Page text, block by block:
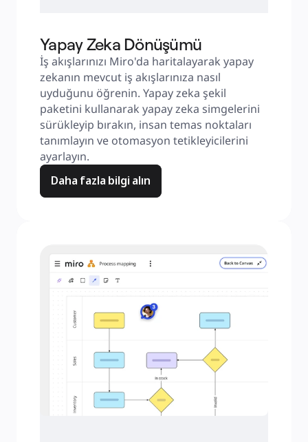
Yapay Zeka Dönüşümü
İş akışlarınızı Miro'da haritalayarak yapay
zekanın mevcut iş akışlarınıza nasıl
uyduğunu öğrenin. Yapay zeka şekil
paketini kullanarak yapay zeka simgelerini
sürükleyip bırakın, insan temas noktaları
tanımlayın ve otomasyon tetikleyicilerini
ayarlayın.
Daha fazla bilgi alın